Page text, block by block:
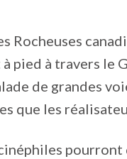
Rocheuses
pied à travers le
de grandes
que les
cinéphiles